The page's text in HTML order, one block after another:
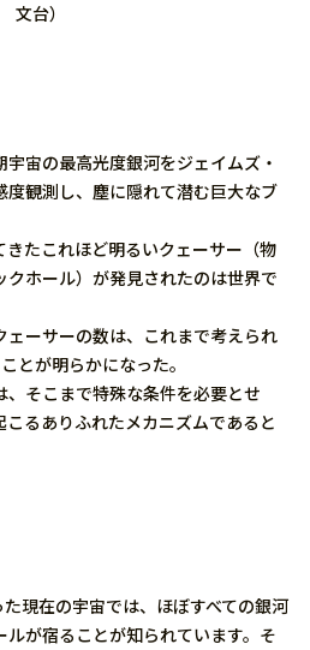
文台）
宙の最高光度銀河をジェイムズ・
度観測し、塵に隠れて潜む巨大なブ
たこれほど明るいクェーサー（物
ホール）が発見されたのは世界で
ーサーの数は、これまで考えられ
とが明らかになった。
そこまで特殊な条件を必要とせ
るありふれたメカニズムであると
現在の宇宙では、ほぼすべての銀河
が宿ることが知られています。そ